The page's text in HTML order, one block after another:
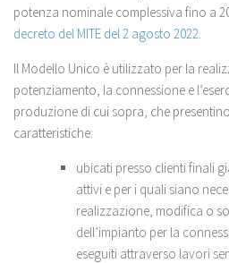
potenza nominale complessiva fino a
decreto del MITE del 2 agosto 2022.
Il Modello Unico è utilizzato per la
potenziamento, la connessione e
produzione di cui sopra, che
caratteristiche:
ubicati presso clienti finali
attivi e per i quali siano
realizzazione, modifica o
dell’impianto per la
eseguiti attraverso lavori